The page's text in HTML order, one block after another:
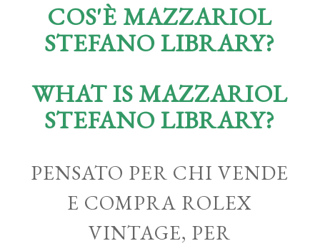
COS'È MAZZARIOL
STEFANO LIBRARY?
WHAT IS MAZZARIOL
STEFANO LIBRARY?
PENSATO PER CHI VENDE
E COMPRA ROLEX
VINTAGE, PER